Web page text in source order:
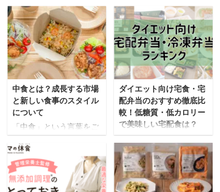
を求めて成城石井の店舗
へ スーパーマーケット成
城石井は、直輸入ワイ
ン、チーズ、自家製惣
菜、生鮮食品、輸入菓子
など、日本だけでなく海
外各地から取り寄せた、
選りすぐりの食品をそろ
えていることで有名で
な高級スーパーというイ
メージですね。 その成城
石井が、食品・お弁当ト
レー製造メーカー最大手
ロノスが運営する宅食サ
ービスで、美味しくて栄
養バランスの良い冷凍宅
配弁当を販売していま
す。 名前の由来は、日本
人の伝統的な世界観とさ
れる「ハレ（晴れ）」と
「ケ（褻）」からきてお
り、体のための食事を提
供することをコンセプト
ハレトケのロゴマークは
朝日をモチーフにしてい
るそうですよ！ この記事
ではハレトケのお弁当に
中食とは？成長する市場
と新しい食事のスタイル
について
「中食」という言葉をご
スなどでも取り上げられ
たこともありますが、
「聞いたことはあるけれ
ど詳しくは知らない」と
ダイエット向け宅食・宅
配弁当のおすすめ徹底比
較！低糖質・低カロリー
で美味しい宅配食は？
に参入する会社も増えた
ことで、ダイエット向け
の宅配弁当や冷凍弁当の
サービスも増えてきまし